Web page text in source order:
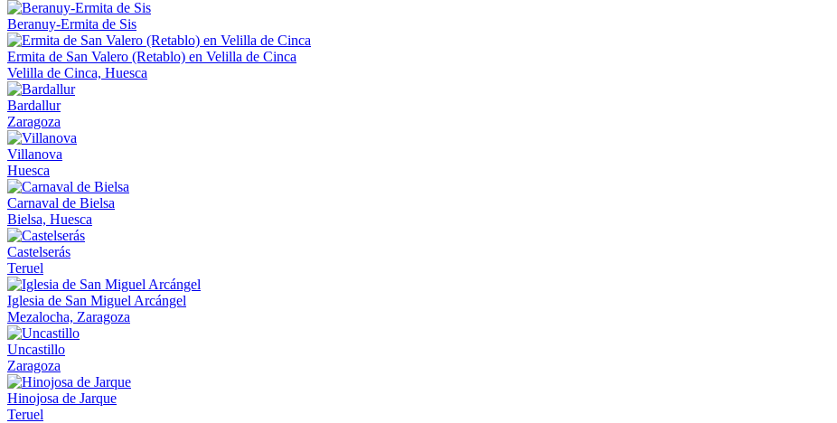
Beranuy-Ermita de Sis
Ermita de San Valero (Retablo) en Velilla de Cinca
Velilla de Cinca, Huesca
Bardallur
Zaragoza
Villanova
Huesca
Carnaval de Bielsa
Bielsa, Huesca
Castelserás
Teruel
Iglesia de San Miguel Arcángel
Mezalocha, Zaragoza
Uncastillo
Zaragoza
Hinojosa de Jarque
Teruel